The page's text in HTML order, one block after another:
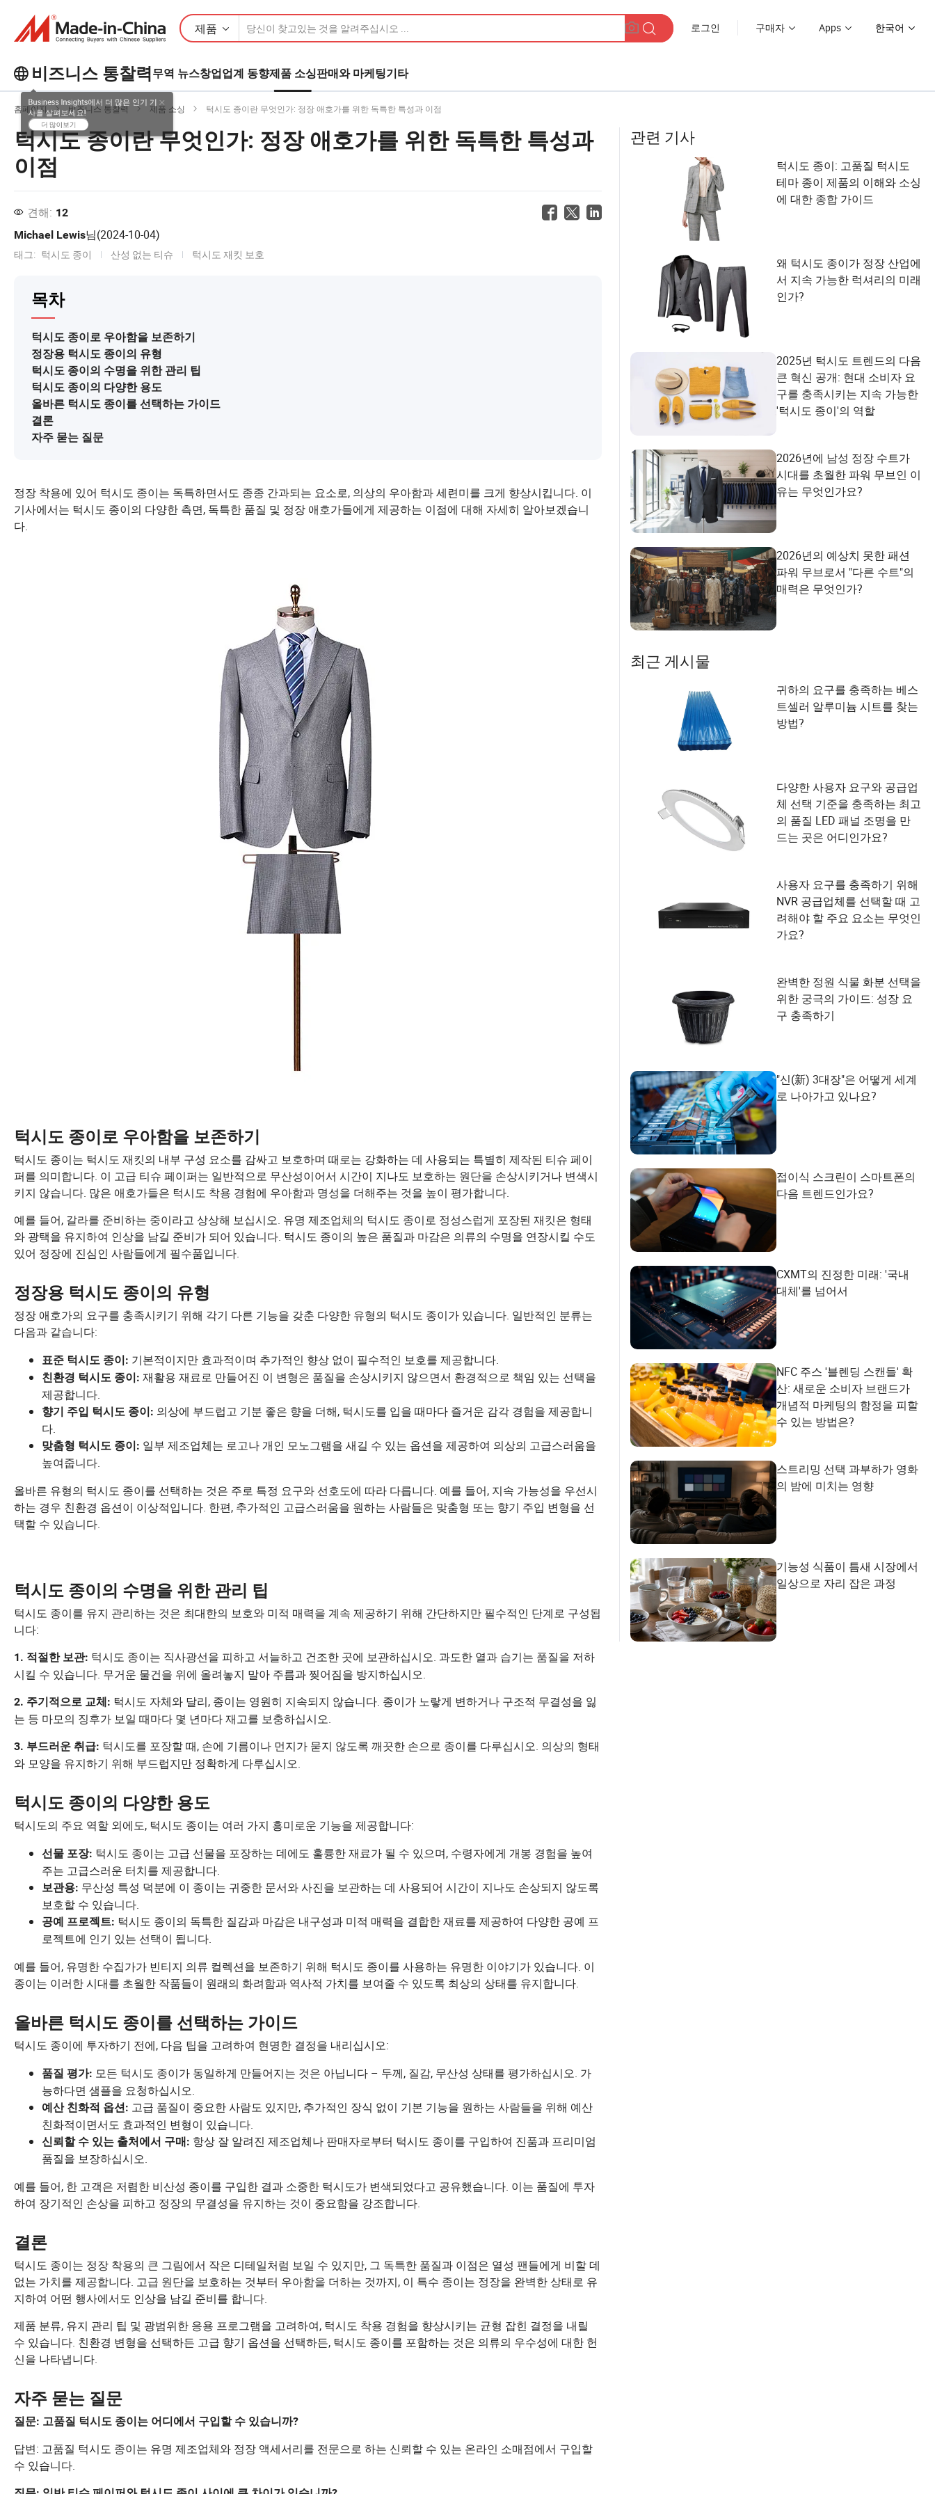
제품 로그인 구매자 Apps 한국어
비즈니스 통찰력 무역 뉴스창업업계 동향제품 소싱판매와 마케팅기타
Business Insights에서 더 많은 인기 기
사를 살펴보세요!
더 많이보기
홈페이지 비즈니스 통찰력 제품 소싱 턱시도 종이란 무엇인가: 정장 애호가를 위한 독특한 특성과 이점
턱시도 종이란 무엇인가: 정장 애호가를 위한 독특한 특성과
이점
견해: 12
Michael Lewis님(2024-10-04)
태그: 턱시도 종이 산성 없는 티슈 턱시도 재킷 보호
목차
턱시도 종이로 우아함을 보존하기
정장용 턱시도 종이의 유형
턱시도 종이의 수명을 위한 관리 팁
턱시도 종이의 다양한 용도
올바른 턱시도 종이를 선택하는 가이드
결론
자주 묻는 질문
정장 착용에 있어 턱시도 종이는 독특하면서도 종종 간과되는 요소로, 의상의 우아함과 세련미를 크게 향상시킵니다. 이
기사에서는 턱시도 종이의 다양한 측면, 독특한 품질 및 정장 애호가들에게 제공하는 이점에 대해 자세히 알아보겠습니
다.
턱시도 종이로 우아함을 보존하기
턱시도 종이는 턱시도 재킷의 내부 구성 요소를 감싸고 보호하며 때로는 강화하는 데 사용되는 특별히 제작된 티슈 페이
퍼를 의미합니다. 이 고급 티슈 페이퍼는 일반적으로 무산성이어서 시간이 지나도 보호하는 원단을 손상시키거나 변색시
키지 않습니다. 많은 애호가들은 턱시도 착용 경험에 우아함과 명성을 더해주는 것을 높이 평가합니다.
예를 들어, 갈라를 준비하는 중이라고 상상해 보십시오. 유명 제조업체의 턱시도 종이로 정성스럽게 포장된 재킷은 형태
와 광택을 유지하여 인상을 남길 준비가 되어 있습니다. 턱시도 종이의 높은 품질과 마감은 의류의 수명을 연장시킬 수도
있어 정장에 진심인 사람들에게 필수품입니다.
정장용 턱시도 종이의 유형
정장 애호가의 요구를 충족시키기 위해 각기 다른 기능을 갖춘 다양한 유형의 턱시도 종이가 있습니다. 일반적인 분류는
다음과 같습니다:
표준 턱시도 종이: 기본적이지만 효과적이며 추가적인 향상 없이 필수적인 보호를 제공합니다.
친환경 턱시도 종이: 재활용 재료로 만들어진 이 변형은 품질을 손상시키지 않으면서 환경적으로 책임 있는 선택을
제공합니다.
향기 주입 턱시도 종이: 의상에 부드럽고 기분 좋은 향을 더해, 턱시도를 입을 때마다 즐거운 감각 경험을 제공합니
다.
맞춤형 턱시도 종이: 일부 제조업체는 로고나 개인 모노그램을 새길 수 있는 옵션을 제공하여 의상의 고급스러움을
높여줍니다.
올바른 유형의 턱시도 종이를 선택하는 것은 주로 특정 요구와 선호도에 따라 다릅니다. 예를 들어, 지속 가능성을 우선시
하는 경우 친환경 옵션이 이상적입니다. 한편, 추가적인 고급스러움을 원하는 사람들은 맞춤형 또는 향기 주입 변형을 선
택할 수 있습니다.
턱시도 종이의 수명을 위한 관리 팁
턱시도 종이를 유지 관리하는 것은 최대한의 보호와 미적 매력을 계속 제공하기 위해 간단하지만 필수적인 단계로 구성됩
니다:
1. 적절한 보관: 턱시도 종이는 직사광선을 피하고 서늘하고 건조한 곳에 보관하십시오. 과도한 열과 습기는 품질을 저하
시킬 수 있습니다. 무거운 물건을 위에 올려놓지 말아 주름과 찢어짐을 방지하십시오.
2. 주기적으로 교체: 턱시도 자체와 달리, 종이는 영원히 지속되지 않습니다. 종이가 노랗게 변하거나 구조적 무결성을 잃
는 등 마모의 징후가 보일 때마다 몇 년마다 재고를 보충하십시오.
3. 부드러운 취급: 턱시도를 포장할 때, 손에 기름이나 먼지가 묻지 않도록 깨끗한 손으로 종이를 다루십시오. 의상의 형태
와 모양을 유지하기 위해 부드럽지만 정확하게 다루십시오.
턱시도 종이의 다양한 용도
턱시도의 주요 역할 외에도, 턱시도 종이는 여러 가지 흥미로운 기능을 제공합니다:
선물 포장: 턱시도 종이는 고급 선물을 포장하는 데에도 훌륭한 재료가 될 수 있으며, 수령자에게 개봉 경험을 높여
주는 고급스러운 터치를 제공합니다.
보관용: 무산성 특성 덕분에 이 종이는 귀중한 문서와 사진을 보관하는 데 사용되어 시간이 지나도 손상되지 않도록
보호할 수 있습니다.
공예 프로젝트: 턱시도 종이의 독특한 질감과 마감은 내구성과 미적 매력을 결합한 재료를 제공하여 다양한 공예 프
로젝트에 인기 있는 선택이 됩니다.
예를 들어, 유명한 수집가가 빈티지 의류 컬렉션을 보존하기 위해 턱시도 종이를 사용하는 유명한 이야기가 있습니다. 이
종이는 이러한 시대를 초월한 작품들이 원래의 화려함과 역사적 가치를 보여줄 수 있도록 최상의 상태를 유지합니다.
올바른 턱시도 종이를 선택하는 가이드
턱시도 종이에 투자하기 전에, 다음 팁을 고려하여 현명한 결정을 내리십시오:
품질 평가: 모든 턱시도 종이가 동일하게 만들어지는 것은 아닙니다 – 두께, 질감, 무산성 상태를 평가하십시오. 가
능하다면 샘플을 요청하십시오.
예산 친화적 옵션: 고급 품질이 중요한 사람도 있지만, 추가적인 장식 없이 기본 기능을 원하는 사람들을 위해 예산
친화적이면서도 효과적인 변형이 있습니다.
신뢰할 수 있는 출처에서 구매: 항상 잘 알려진 제조업체나 판매자로부터 턱시도 종이를 구입하여 진품과 프리미엄
품질을 보장하십시오.
예를 들어, 한 고객은 저렴한 비산성 종이를 구입한 결과 소중한 턱시도가 변색되었다고 공유했습니다. 이는 품질에 투자
하여 장기적인 손상을 피하고 정장의 무결성을 유지하는 것이 중요함을 강조합니다.
결론
턱시도 종이는 정장 착용의 큰 그림에서 작은 디테일처럼 보일 수 있지만, 그 독특한 품질과 이점은 열성 팬들에게 비할 데
없는 가치를 제공합니다. 고급 원단을 보호하는 것부터 우아함을 더하는 것까지, 이 특수 종이는 정장을 완벽한 상태로 유
지하여 어떤 행사에서도 인상을 남길 준비를 합니다.
제품 분류, 유지 관리 팁 및 광범위한 응용 프로그램을 고려하여, 턱시도 착용 경험을 향상시키는 균형 잡힌 결정을 내릴
수 있습니다. 친환경 변형을 선택하든 고급 향기 옵션을 선택하든, 턱시도 종이를 포함하는 것은 의류의 우수성에 대한 헌
신을 나타냅니다.
자주 묻는 질문
질문: 고품질 턱시도 종이는 어디에서 구입할 수 있습니까?
답변: 고품질 턱시도 종이는 유명 제조업체와 정장 액세서리를 전문으로 하는 신뢰할 수 있는 온라인 소매점에서 구입할
수 있습니다.
관련 기사
턱시도 종이: 고품질 턱시도
테마 종이 제품의 이해와 소싱
에 대한 종합 가이드
왜 턱시도 종이가 정장 산업에
서 지속 가능한 럭셔리의 미래
인가?
2025년 턱시도 트렌드의 다음
큰 혁신 공개: 현대 소비자 요
구를 충족시키는 지속 가능한
'턱시도 종이'의 역할
2026년에 남성 정장 수트가
시대를 초월한 파워 무브인 이
유는 무엇인가요?
2026년의 예상치 못한 패션
파워 무브로서 "다른 수트"의
매력은 무엇인가?
최근 게시물
귀하의 요구를 충족하는 베스
트셀러 알루미늄 시트를 찾는
방법?
다양한 사용자 요구와 공급업
체 선택 기준을 충족하는 최고
의 품질 LED 패널 조명을 만
드는 곳은 어디인가요?
사용자 요구를 충족하기 위해
NVR 공급업체를 선택할 때 고
려해야 할 주요 요소는 무엇인
가요?
완벽한 정원 식물 화분 선택을
위한 궁극의 가이드: 성장 요
구 충족하기
"신(新) 3대장"은 어떻게 세계
로 나아가고 있나요?
접이식 스크린이 스마트폰의
다음 트렌드인가요?
CXMT의 진정한 미래: '국내
대체'를 넘어서
NFC 주스 '블렌딩 스캔들' 확
산: 새로운 소비자 브랜드가
개념적 마케팅의 함정을 피할
수 있는 방법은?
스트리밍 선택 과부하가 영화
의 밤에 미치는 영향
기능성 식품이 틈새 시장에서
일상으로 자리 잡은 과정